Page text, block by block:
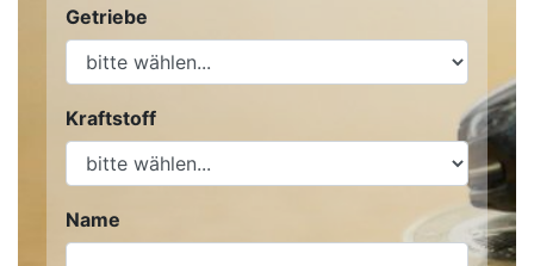
Getriebe
Kraftstoff
Name